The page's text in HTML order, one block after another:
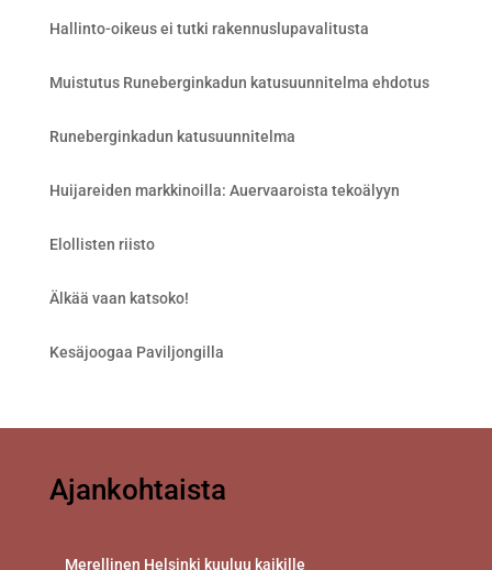
Hallinto-oikeus ei tutki rakennuslupavalitusta
Muistutus Runeberginkadun katusuunnitelma ehdotus
Runeberginkadun katusuunnitelma
Huijareiden markkinoilla: Auervaaroista tekoälyyn
Elollisten riisto
Älkää vaan katsoko!
Kesäjoogaa Paviljongilla
Ajankohtaista
Merellinen Helsinki kuuluu kaikille